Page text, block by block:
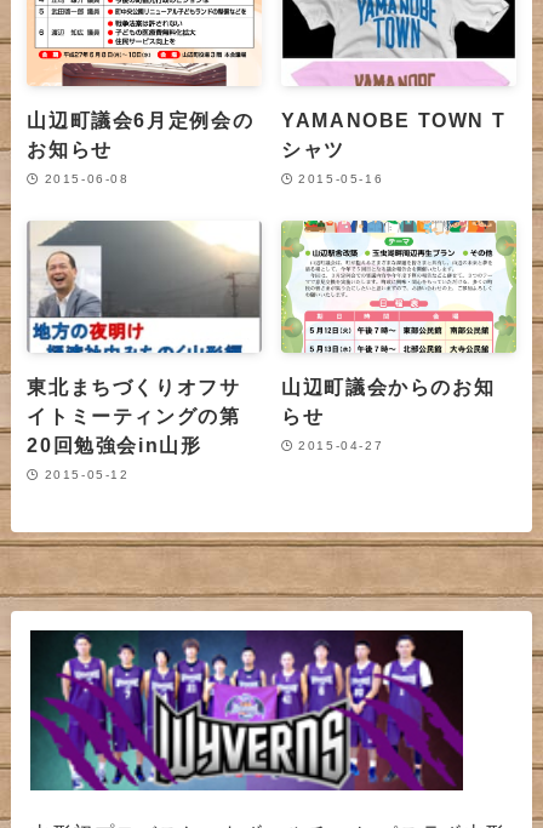
山辺町議会6月定例会の
お知らせ
2015-06-08
YAMANOBE TOWN T
シャツ
2015-05-16
東北まちづくりオフサ
イトミーティングの第
20回勉強会in山形
2015-05-12
山辺町議会からのお知
らせ
2015-04-27